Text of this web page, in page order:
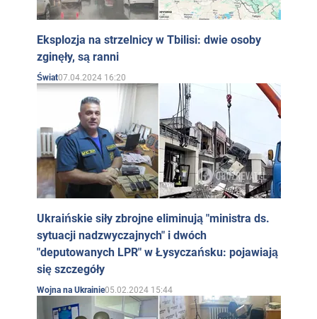
Eksplozja na strzelnicy w Tbilisi: dwie osoby
zginęły, są ranni
Świat07.04.2024 16:20
Ukraińskie siły zbrojne eliminują "ministra ds.
sytuacji nadzwyczajnych" i dwóch
"deputowanych LPR" w Łysyczańsku: pojawiają
się szczegóły
Wojna na Ukrainie05.02.2024 15:44